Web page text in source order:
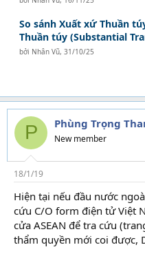
So sánh Xuất xứ Thuần
Thuần túy (Substantial
bởi Nhân Vũ,31/10/25
P Phùng Trọng
New member
18/1/19
Hiện tại nếu đầu nước
cứu C/O form điện tử Việt
cửa ASEAN để tra cứu
thẩm quyền mới coi được,